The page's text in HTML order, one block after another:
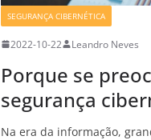
SEGURANÇA CIBERNÉTICA
2022-10-22 Leandro Neves
Porque se
segurança
Na era da informação,